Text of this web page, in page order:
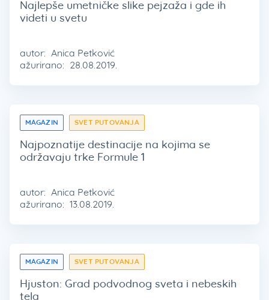
Najlepše umetničke slike pejzaža i gde ih
videti u svetu
autor: Anica Petković
ažurirano: 28.08.2019.
MAGAZIN SVET PUTOVANJA
Najpoznatije destinacije na kojima se
održavaju trke Formule 1
autor: Anica Petković
ažurirano: 13.08.2019.
MAGAZIN SVET PUTOVANJA
Hjuston: Grad podvodnog sveta i nebeskih
tela